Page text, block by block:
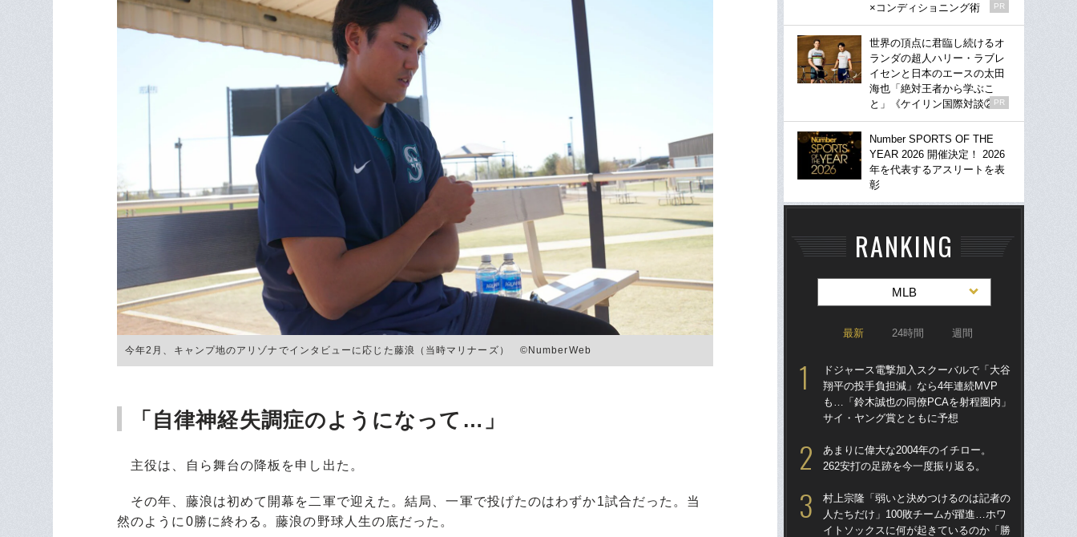
今年2月、キャンプ地のアリゾナでインタビューに応じた藤浪（当時マリナーズ） ©NumberWeb
「自律神経失調症のようになって…」
主役は、自ら舞台の降板を申し出た。
その年、藤浪は初めて開幕を二軍で迎えた。結局、一軍で投げたのはわずか1試合だった。当
然のように0勝に終わる。藤浪の野球人生の底だった。
×コンディショニング術
PR
世界の頂点に君臨し続けるオ
ランダの超人ハリー・ラブレ
イセンと日本のエースの太田
海也「絶対王者から学ぶこ
と」《ケイリン国際対談②》
PR
Number SPORTS OF THE
YEAR 2026 開催決定！ 2026
年を代表するアスリートを表
彰
RANKING
MLB
最新 24時間 週間
ドジャース電撃加入スクーバルで「大谷
翔平の投手負担減」なら4年連続MVP
も…「鈴木誠也の同僚PCAを射程圏内」
サイ・ヤング賞とともに予想
あまりに偉大な2004年のイチロー。
262安打の足跡を今一度振り返る。
村上宗隆「弱いと決めつけるのは記者の
人たちだけ」100敗チームが躍進…ホワ
イトソックスに何が起きているのか「勝